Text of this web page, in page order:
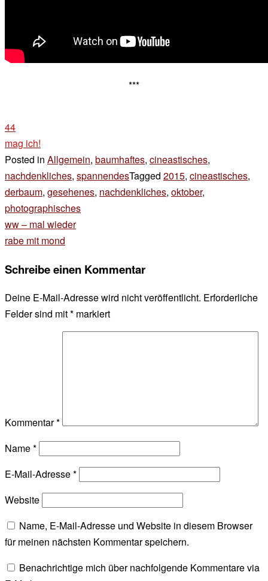
***
44
mag ich!
Posted in Allgemein, baumhaftes, cineastisches,
nachdenkliches, spannendesTagged 2015, cineastisches,
derbaum, gesehenes, nachdenkliches, oktober,
photographisches
Beitragsnavigation
ww – mal wieder
rabe mit mond
Schreibe einen Kommentar
Deine E-Mail-Adresse wird nicht veröffentlicht. Erforderliche
Felder sind mit* markiert
Kommentar*
Name*
E-Mail-Adresse*
Website
Name, E-Mail-Adresse und Website in diesem Browser
für meinen nächsten Kommentar speichern.
Benachrichtige mich über nachfolgende Kommentare via